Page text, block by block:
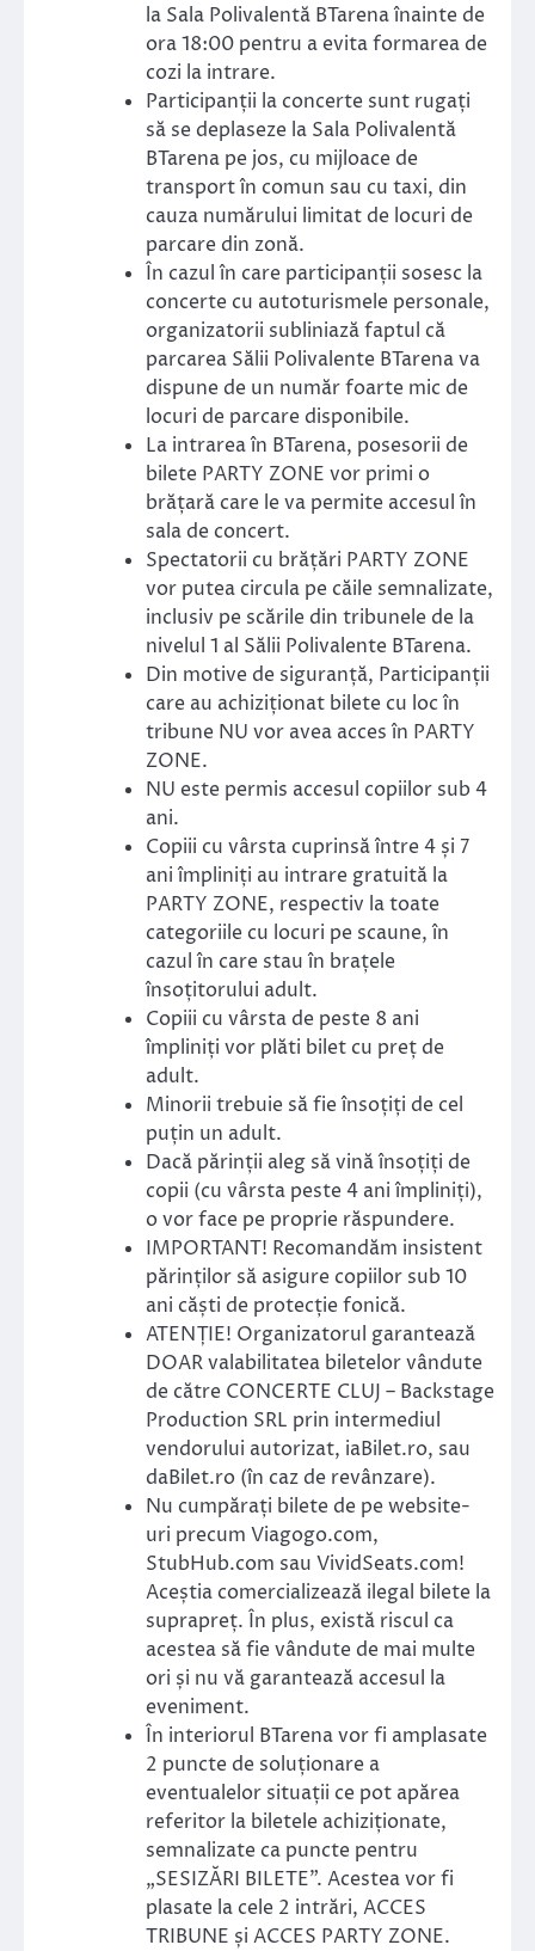
la Sala Polivalentă BTarena înainte de
ora 18:00 pentru a evita formarea de
cozi la intrare.
Participanții la concerte sunt rugați
să se deplaseze la Sala Polivalentă
BTarena pe jos, cu mijloace de
transport în comun sau cu taxi, din
cauza numărului limitat de locuri de
parcare din zonă.
În cazul în care participanții sosesc la
concerte cu autoturismele personale,
organizatorii subliniază faptul că
parcarea Sălii Polivalente BTarena va
dispune de un număr foarte mic de
locuri de parcare disponibile.
La intrarea în BTarena, posesorii de
bilete PARTY ZONE vor primi o
brățară care le va permite accesul în
sala de concert.
Spectatorii cu brățări PARTY ZONE
vor putea circula pe căile semnalizate,
inclusiv pe scările din tribunele de la
nivelul 1 al Sălii Polivalente BTarena.
Din motive de siguranță, Participanții
care au achiziționat bilete cu loc în
tribune NU vor avea acces în PARTY
ZONE.
NU este permis accesul copiilor sub 4
ani.
Copiii cu vârsta cuprinsă între 4 și 7
ani împliniți au intrare gratuită la
PARTY ZONE, respectiv la toate
categoriile cu locuri pe scaune, în
cazul în care stau în brațele
însoțitorului adult.
Copiii cu vârsta de peste 8 ani
împliniți vor plăti bilet cu preț de
adult.
Minorii trebuie să fie însoțiți de cel
puțin un adult.
Dacă părinții aleg să vină însoțiți de
copii (cu vârsta peste 4 ani împliniți),
o vor face pe proprie răspundere.
IMPORTANT! Recomandăm insistent
părinților să asigure copiilor sub 10
ani căști de protecție fonică.
ATENȚIE! Organizatorul garantează
DOAR valabilitatea biletelor vândute
de către CONCERTE CLUJ – Backstage
Production SRL prin intermediul
vendorului autorizat, iaBilet.ro, sau
daBilet.ro (în caz de revânzare).
Nu cumpărați bilete de pe website-
uri precum Viagogo.com,
StubHub.com sau VividSeats.com!
Aceștia comercializează ilegal bilete la
suprapreț. În plus, există riscul ca
acestea să fie vândute de mai multe
ori și nu vă garantează accesul la
eveniment.
În interiorul BTarena vor fi amplasate
2 puncte de soluționare a
eventualelor situații ce pot apărea
referitor la biletele achiziționate,
semnalizate ca puncte pentru
„SESIZĂRI BILETE”. Acestea vor fi
plasate la cele 2 intrări, ACCES
TRIBUNE și ACCES PARTY ZONE.